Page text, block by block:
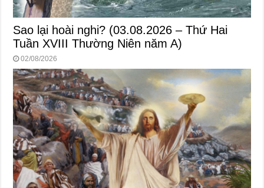
Sao lại hoài nghi? (03.08.2026 – Thứ Hai
Tuần XVIII Thường Niên năm A)
02/08/2026